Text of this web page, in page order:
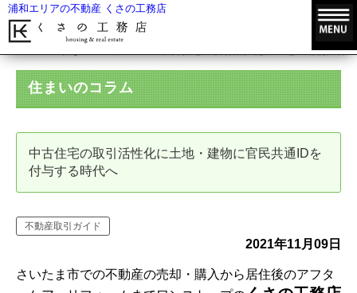
浦和エリアの不動産 くさの工務店
中古住宅の取引活性化に土地・建物に官
住まいのコラム
中古住宅の取引活性化に土地・建物に官民共通IDを
付与する時代へ
不動産取引ガイド
2021年11月09日
さいたま市での不動産の売却・購入から居住後のアフタ